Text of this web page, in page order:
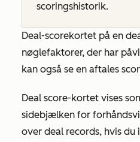
scoringshistorik.
Deal-scorekortet på en
nøglefaktorer, der har
kan også se en aftales
Deal score-kortet vises
sidebjælken for
over deal records, hvis